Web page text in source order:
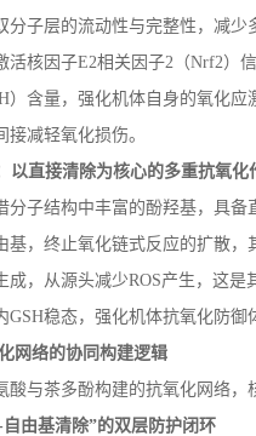
分子层的流动性与完整性，减
活核因子E2相关因子2 （Nrf2）
）含量，强化机体自身的氧化
接减轻氧化损伤。
以直接清除为核心的多重抗氧化
分子结构中丰富的酚羟基，具
基，终止氧化链式反应的扩散，
成，从源头减少ROS产生，这是
GSH稳态，强化机体抗氧化防御
网络的协同构建逻辑
酸与茶多酚构建的抗氧化网络，
自由基清除”的双层防护闭环